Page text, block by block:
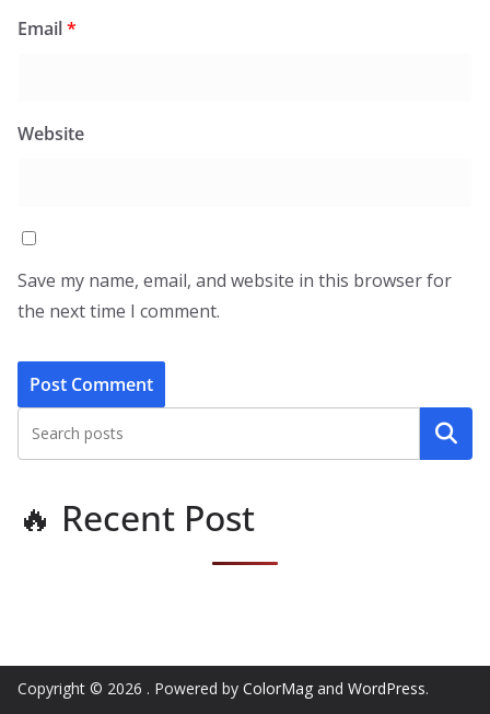
Email*
Website
Save my name, email, and website in this browser for
the next time I comment.
Search
🔥 Recent Post
Copyright © 2026 . Powered by ColorMag and WordPress.